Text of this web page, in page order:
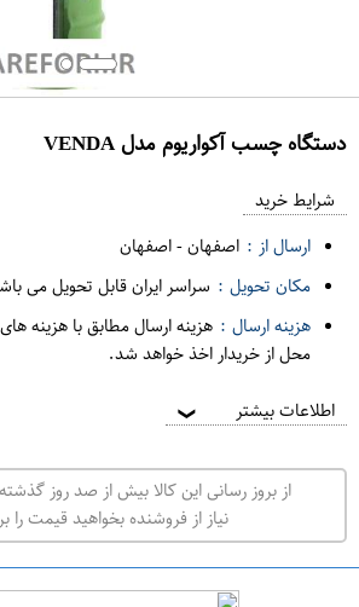
دستگاه چسب آکواریوم مدل VENDA
ف
ر
ت
ه
ر
ا
شرایط خرید
ارسال از : اصفهان-اصفهان
مکان تحویل : سراسر ایران قابل تحویل می
هزینه ارسال : هزینه ارسال مطابق با هزینه
محل از خریدار اخذ خواهد شد.
اطلاعات بیشتر ❯
از بروز رسانی این کالا بیش از صد روز
نیاز از فروشنده بخواهید قیمت را